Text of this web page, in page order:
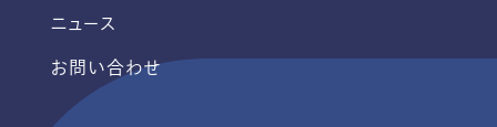
ニュース
お問い合わせ